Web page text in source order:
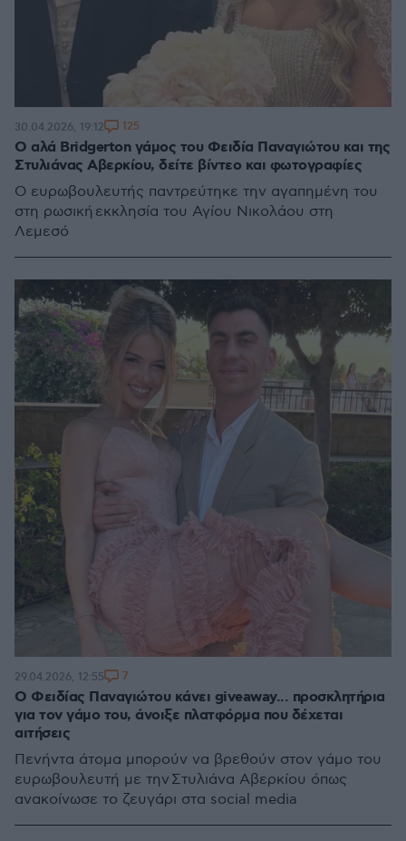
Ο αλά Bridgerton γάμος του Φειδία Παναγιώτου και της
Στυλιάνας Αβερκίου, δείτε βίντεο και φωτογραφίες
Ο ευρωβουλευτής παντρεύτηκε την αγαπημένη του
στη ρωσική εκκλησία του Αγίου Νικολάου στη
Λεμεσό
30.04.2026, 19:12 125
Ο Φειδίας Παναγιώτου κάνει giveaway... προσκλητήρια
για τον γάμο του, άνοιξε πλατφόρμα που δέχεται
αιτήσεις
Πενήντα άτομα μπορούν να βρεθούν στον γάμο του
ευρωβουλευτή με την Στυλιάνα Αβερκίου όπως
ανακοίνωσε το ζευγάρι στα social media
29.04.2026, 12:55 7